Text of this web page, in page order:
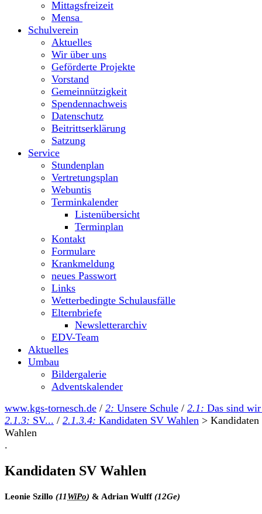
Mittagsfreizeit
Mensa
Schulverein
Aktuelles
Wir über uns
Geförderte Projekte
Vorstand
Gemeinnützigkeit
Spendennachweis
Datenschutz
Beitrittserklärung
Satzung
Service
Stundenplan
Vertretungsplan
Webuntis
Terminkalender
Listenübersicht
Terminplan
Kontakt
Formulare
Krankmeldung
neues Passwort
Links
Wetterbedingte Schulausfälle
Elternbriefe
Newsletterarchiv
EDV-Team
Aktuelles
Umbau
Bildergalerie
Adventskalender
www.kgs-tornesch.de / 2: Unsere Schule / 2.1: Das sind
2.1.3: SV... / 2.1.3.4: Kandidaten SV Wahlen > Kandidaten
Wahlen
.
Kandidaten SV Wahlen
Leonie Szillo (11WiPo) & Adrian Wulff(12Ge)